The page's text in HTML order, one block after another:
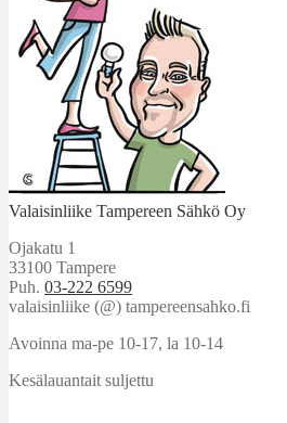
Valaisinliike Tampereen Sähkö Oy
Ojakatu 1
33100 Tampere
Puh. 03-222 6599
valaisinliike (@) tampereensahko.fi
Avoinna ma-pe 10-17, la 10-14
Kesälauantait suljettu